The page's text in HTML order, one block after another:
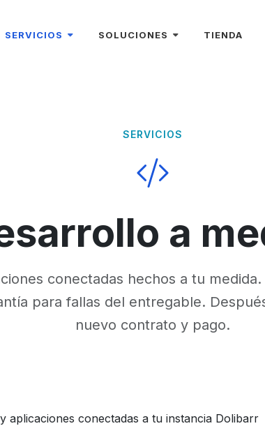
SERVICIOS SOLUCIONES
CRM Y CLIENTES
MÓDULOS DOLIBARR
TIENDA
SERVICIOS
a
conectadas hechos a tu
para fallas del entregable.
nuevo contrato y pago.
aplicaciones conectadas a tu instancia Dolibarr